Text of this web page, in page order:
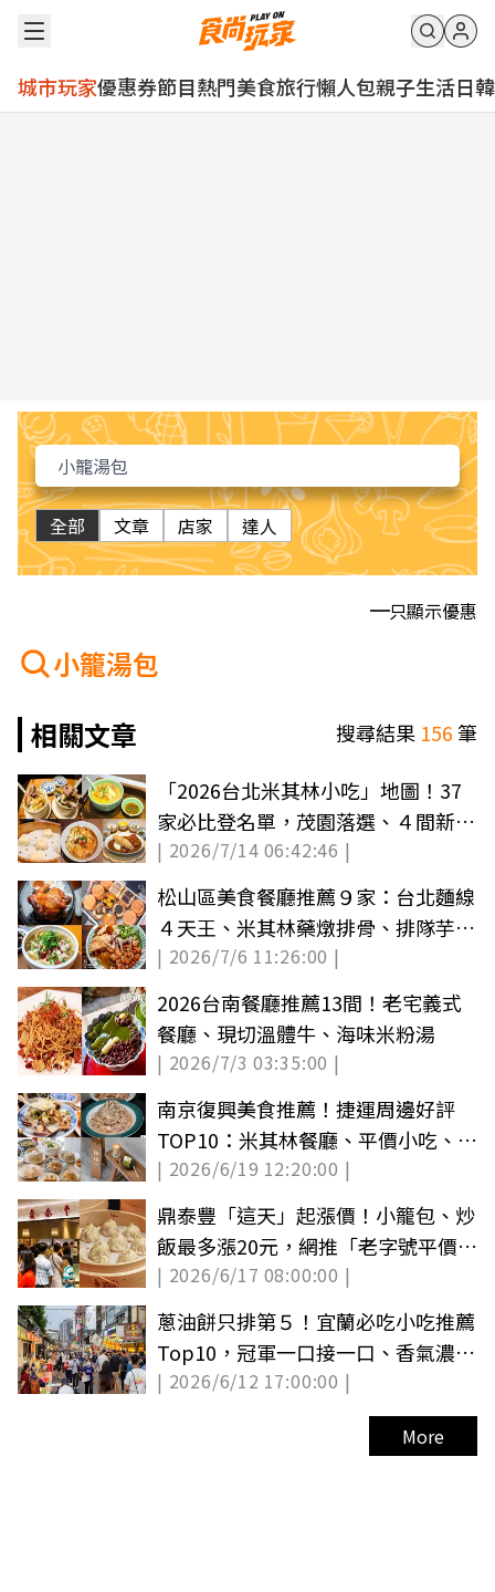
城市玩家優惠券節目熱門美食旅行懶人包親子生活日韓
全部 文章 店家 達人
只顯示優惠
小籠湯包
相關文章
搜尋結果 156筆
「2026台北米其林小吃」地圖！37
家必比登名單，茂園落選、４間新入
榜餐廳必吃
| 2026/7/14 06:42:46 |
松山區美食餐廳推薦９家：台北麵線
４天王、米其林藥燉排骨、排隊芋頭
酥
| 2026/7/6 11:26:00 |
2026台南餐廳推薦13間！老宅義式
餐廳、現切溫體牛、海味米粉湯
| 2026/7/3 03:35:00 |
南京復興美食推薦！捷運周邊好評
TOP10：米其林餐廳、平價小吃、不
限時咖啡廳
| 2026/6/19 12:20:00 |
鼎泰豐「這天」起漲價！小籠包、炒
飯最多漲20元，網推「老字號平價
版」爆汁不輸
| 2026/6/17 08:00:00 |
蔥油餅只排第５！宜蘭必吃小吃推薦
Top10，冠軍一口接一口、香氣濃厚
又回甘
| 2026/6/12 17:00:00 |
More